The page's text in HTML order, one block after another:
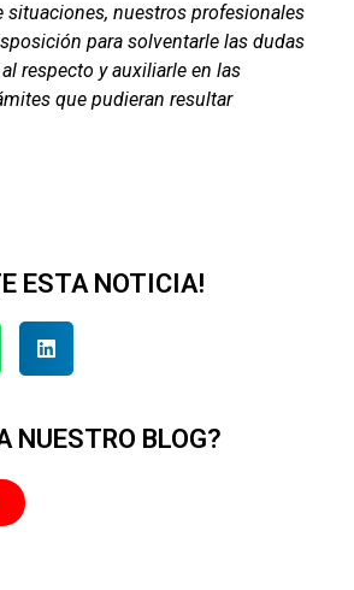
situaciones, nuestros profesionales
para solventarle las dudas
respecto y auxiliarle en las
que pudieran resultar
ESTA NOTICIA!
NUESTRO BLOG?